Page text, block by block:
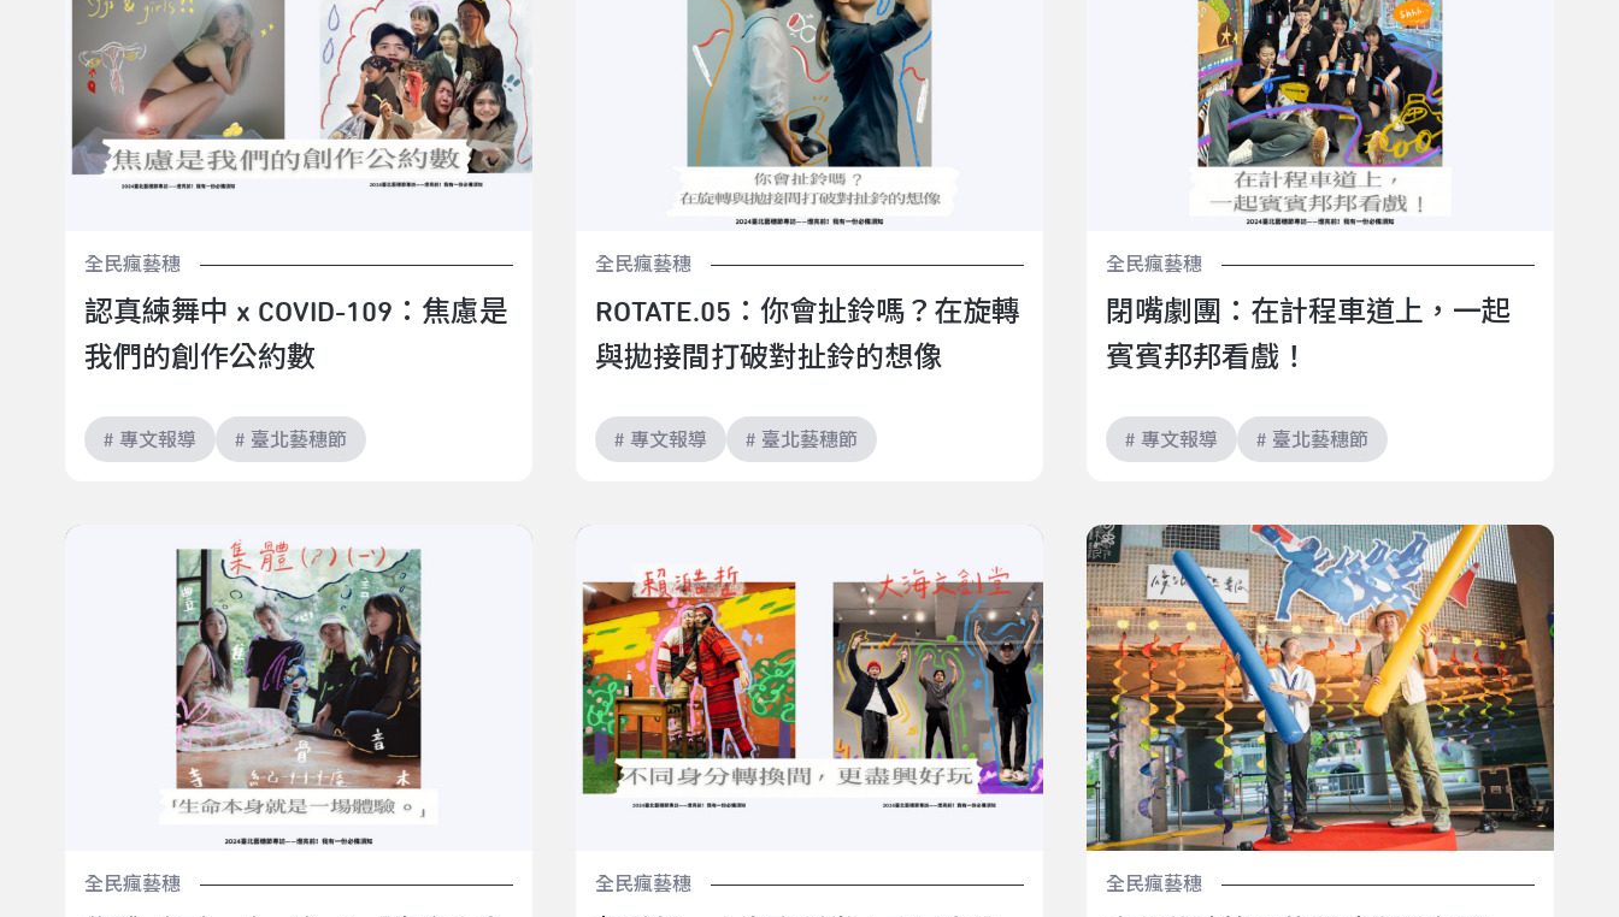
全民瘋藝穗
認真練舞中 x COVID-109：焦慮是
我們的創作公約數
# 專文報導 # 臺北藝穗節
全民瘋藝穗
ROTATE.05：你會扯鈴嗎？在旋轉
與拋接間打破對扯鈴的想像
# 專文報導 # 臺北藝穗節
全民瘋藝穗
閉嘴劇團：在計程車道上，一起
賓賓邦邦看戲！
# 專文報導 # 臺北藝穗節
集體（ㄕ）（ㄧˋ）：「生命本身就是一場體驗。」
全民瘋藝穗
賴澔哲 x 大海文創堂：不同身分轉換間，更盡興好玩
全民瘋藝穗
臺北藝穗節開幕 遊走製造相遇，藝穗期待與你產生連結
全民瘋藝穗